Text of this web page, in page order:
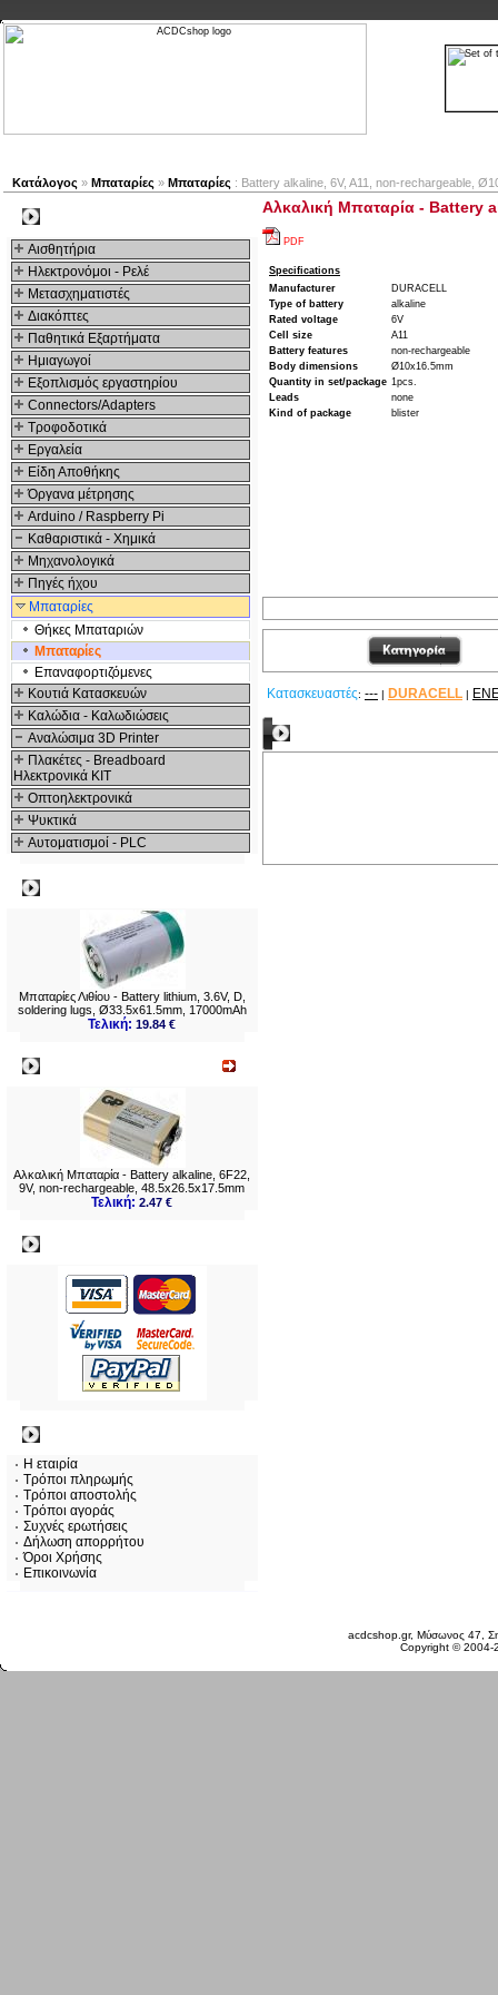
Κατάλογος » Μπαταρίες » Μπαταρίες : Battery alkaline, 6V, A11, non-rechargeable,
Αισθητήρια
Ηλεκτρονόμοι - Ρελέ
Μετασχηματιστές
Διακόπτες
Παθητικά Εξαρτήματα
Hμιαγωγοί
Εξοπλισμός εργαστηρίου
Connectors/Adapters
Τροφοδοτικά
Εργαλεία
Είδη Αποθήκης
Όργανα μέτρησης
Arduino / Raspberry Pi
Καθαριστικά - Χημικά
Μηχανολογικά
Πηγές ήχου
Μπαταρίες
Θήκες Μπαταριών
Μπαταρίες
Επαναφορτιζόμενες
Κουτιά Κατασκευών
Καλώδια - Καλωδιώσεις
Αναλώσιμα 3D Printer
Πλακέτες - Breadboard
Ηλεκτρονικά ΚΙΤ
Οπτοηλεκτρονικά
Ψυκτικά
Αυτοματισμοί - PLC
Μπαταρίες Λιθίου - Battery lithium, 3.6V, D,
soldering lugs, Ø33.5x61.5mm, 17000mAh
Τελική:19.84 €
Αλκαλική Μπαταρία - Battery alkaline, 6F22,
9V, non-rechargeable, 48.5x26.5x17.5mm
Τελική:2.47 €
Η εταιρία
Τρόποι πληρωμής
Τρόποι αποστολής
Τρόποι αγοράς
Συχνές ερωτήσεις
Δήλωση απορρήτου
Όροι Χρήσης
Επικοινωνία
Αλκαλική Μπαταρία - Battery
PDF
Specifications
Manufacturer
DURACELL
Type of battery
alkaline
Rated voltage
6V
Cell size
A11
Battery features
non-rechargeable
Body dimensions
Ø10x16.5mm
Quantity in set/package 1pcs.
Leads
none
Kind of package
blister
Κατασκευαστές: --- | DURACELL |
acdcshop.gr, Μύσωνος 47,
Copyright ©